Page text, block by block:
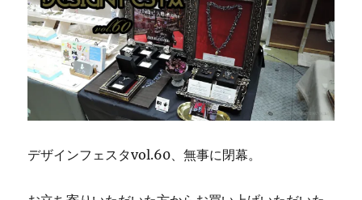
デザインフェスタvol.60、無事に閉幕。